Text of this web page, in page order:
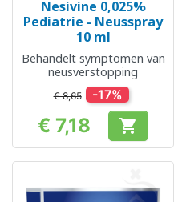
Nesivine 0,025%
Pediatrie - Neusspray
10 ml
Behandelt symptomen van
neusverstopping
€ 8,65 -17%
Prijs
€ 7,18 